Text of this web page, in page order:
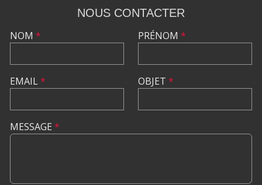
NOUS CONTACTER
NOM *
EMAIL*
PRÉNOM *
OBJET *
MESSAGE *